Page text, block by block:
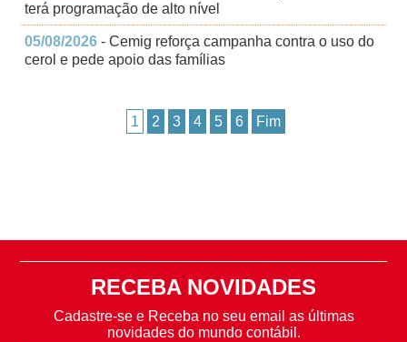
terá programação de alto nível
05/08/2026 - Cemig reforça campanha contra o uso do
cerol e pede apoio das famílias
1 2 3 4 5 6 Fim
RECEBA NOVIDADES
Cadastre-se e Receba no seu email as últimas
novidades do mundo contábil.